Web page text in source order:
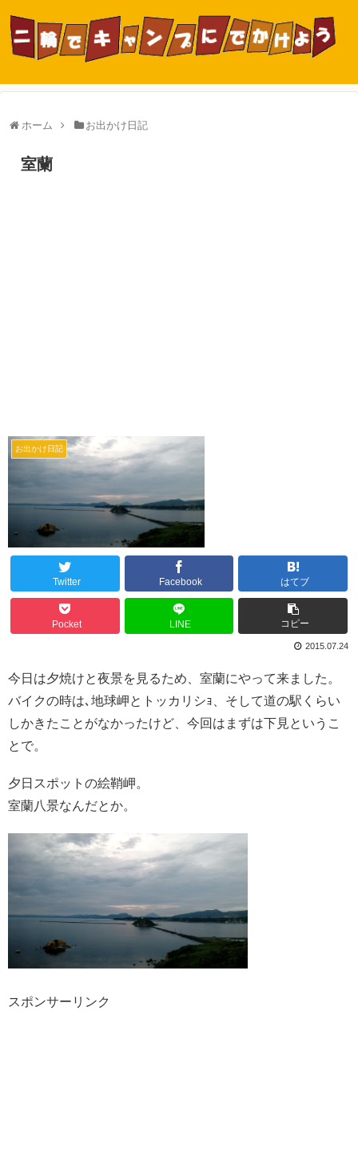
ホーム お出かけ日記
室蘭
お出かけ日記
Twitter Facebook はてブ
Pocket LINE コピー
2015.07.24
今日は夕焼けと夜景を見るため、室蘭にやって来ました。
バイクの時は､地球岬とトッカリシｮ、そして道の駅くらい
しかきたことがなかったけど、今回はまずは下見というこ
とで。
夕日スポットの絵鞘岬。
室蘭八景なんだとか。
スポンサーリンク